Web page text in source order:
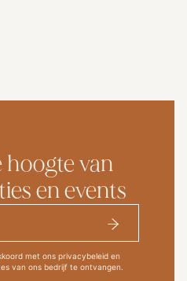
hoogte van
en events
met ons privacybeleid en
van ons bedrijf te ontvangen.